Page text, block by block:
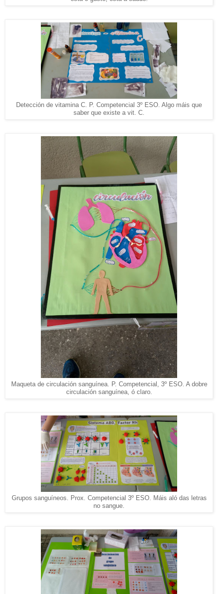
Detección de vitamina C. P. Competencial 3º ESO. Algo máis que
saber que existe a vit. C.
Maqueta de circulación sanguínea. P. Competencial, 3º ESO. A dobre
circulación sanguínea, ó claro.
Grupos sanguíneos. Prox. Competencial 3º ESO. Máis aló das letras
no sangue.